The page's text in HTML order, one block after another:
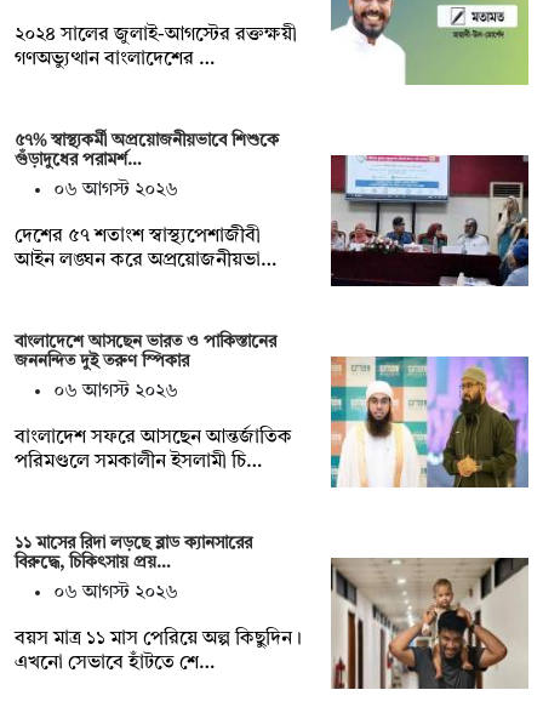
২০২৪ সালের জুলাই-আগস্টের রক্তক্ষয়ী
গণঅভ্যুত্থান বাংলাদেশের …
৫৭% স্বাস্থ্যকর্মী অপ্রয়োজনীয়ভাবে শিশুকে
গুঁড়াদুধের পরামর্শ…
০৬ আগস্ট ২০২৬
দেশের ৫৭ শতাংশ স্বাস্থ্যপেশাজীবী
আইন লঙ্ঘন করে অপ্রয়োজনীয়ভা…
বাংলাদেশে আসছেন ভারত ও পাকিস্তানের
জননন্দিত দুই তরুণ স্পিকার
০৬ আগস্ট ২০২৬
বাংলাদেশ সফরে আসছেন আন্তর্জাতিক
পরিমণ্ডলে সমকালীন ইসলামী চি…
১১ মাসের রিদা লড়ছে ব্লাড ক্যানসারের
বিরুদ্ধে, চিকিৎসায় প্রয়…
০৬ আগস্ট ২০২৬
বয়স মাত্র ১১ মাস পেরিয়ে অল্প কিছুদিন।
এখনো সেভাবে হাঁটতে শে…